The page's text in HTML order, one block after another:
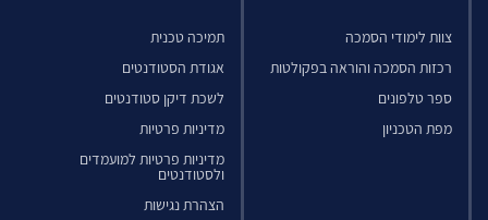
צוות לימודי הסמכה
רכזות הסמכה והוראה בפקולטות
ספר טלפונים
מפת הטכניון
תמיכה טכנית
אגודת הסטודנטים
לשכת דיקן סטודנטים
מדיניות פרטיות
מדיניות פרטיות למועמדים
ולסטודנטים
הצהרת נגישות